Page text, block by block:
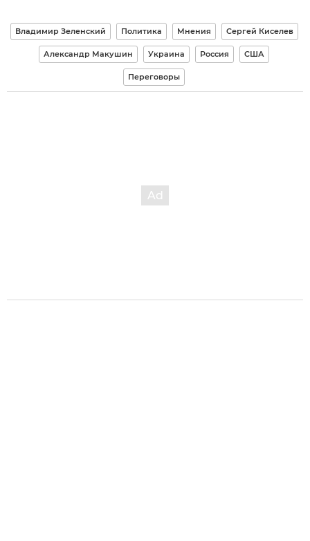
Владимир Зеленский Политика Мнения Сергей Киселев
Александр Макушин Украина Россия США
Переговоры